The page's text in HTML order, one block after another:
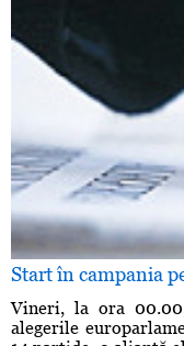
Start în campania
Vineri, la ora
alegerile